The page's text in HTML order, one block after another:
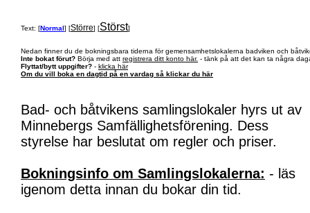
Text: [Normal] [Större] [Störst]
Nedan finner du de bokningsbara tiderna för gemensamhetslokalerna badviken och
Inte bokat förut? Börja med att registrera ditt konto här. - tänk på att det kan ta några
Flyttat/bytt uppgifter? - klicka här
Om du vill boka en dagtid på en vardag så klickar du här
Bad- och båtvikens samlingslokaler hyrs ut av
Minnebergs Samfällighetsförening. Dess
styrelse har beslutat om regler och priser.
Bokningsinfo om Samlingslokalerna: - läs
igenom detta innan du bokar din tid.